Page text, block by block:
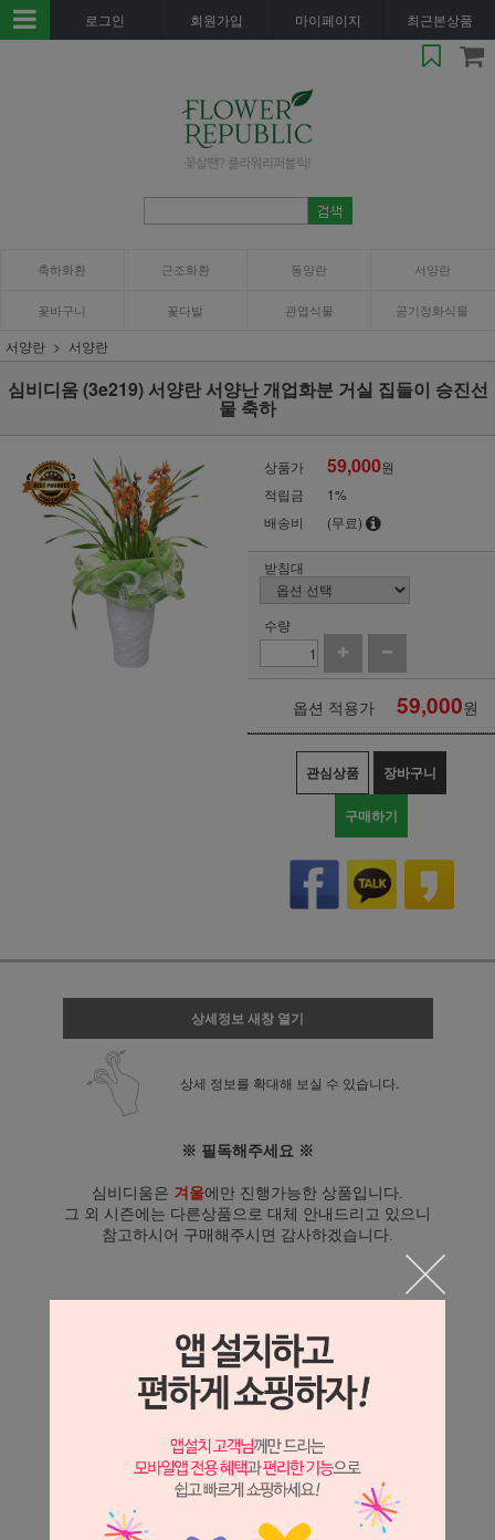
로그인 회원가입 마이페이지 최근본상품
축하화환 근조화환 동양란 서양란
꽃바구니 꽃다발 관엽식물 공기정화식물
서양란 서양란
심비디움 (3e219) 서양란 서양난 개업화분 거실 집들이 승진선
물 축하
상품가 59,000원
적립금
1%
배송비
(무료)
받침대
수량
옵션 적용가 59,000원
관심상품 장바구니
구매하기
상세정보 새창 열기
상세 정보를 확대해 보실 수 있습니다.
※ 필독해주세요 ※
심비디움은 겨울에만 진행가능한 상품입니다.
그 외 시즌에는 다른상품으로 대체 안내드리고 있으니
참고하시어 구매해주시면 감사하겠습니다.